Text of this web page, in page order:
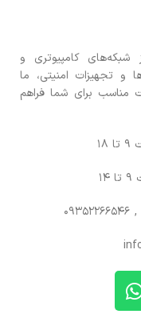
شبکه‌های کامپیوتری و
و تجهیزات امنیتی، ما
مناسب برای شما فراهم